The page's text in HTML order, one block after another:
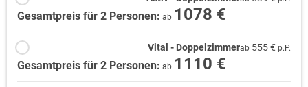
Gesamtpreis für 2 Personen: ab 1078 €
Vital - Doppelzimmerab 555 € p.P.
Gesamtpreis für 2 Personen: ab 1110 €